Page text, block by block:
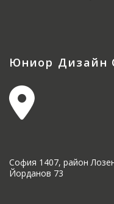
Юниор Дизайн
София 1407, район
Йорданов 73